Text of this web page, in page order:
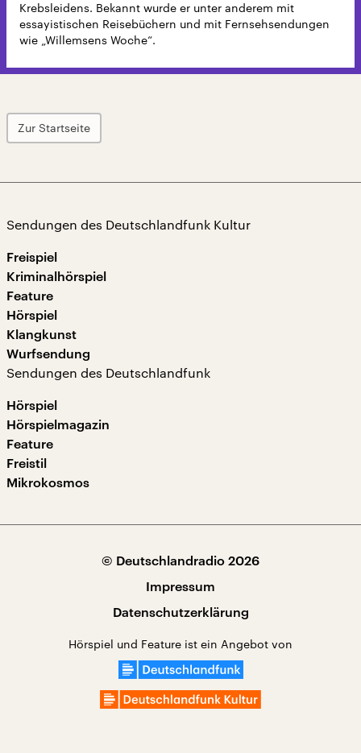
Krebsleidens. Bekannt wurde er unter anderem mit
essayistischen Reisebüchern und mit Fernsehsendungen
wie „Willemsens Woche“.
Zur Startseite
Sendungen des Deutschlandfunk Kultur
Freispiel
Kriminalhörspiel
Feature
Hörspiel
Klangkunst
Wurfsendung
Sendungen des Deutschlandfunk
Hörspiel
Hörspielmagazin
Feature
Freistil
Mikrokosmos
© Deutschlandradio 2026
Impressum
Datenschutzerklärung
Hörspiel und Feature ist ein Angebot von